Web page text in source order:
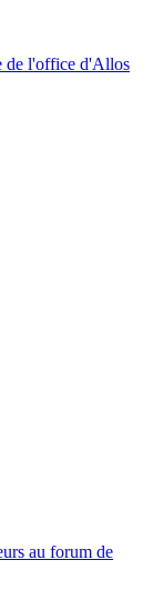
de l'office d'Allos
au forum de